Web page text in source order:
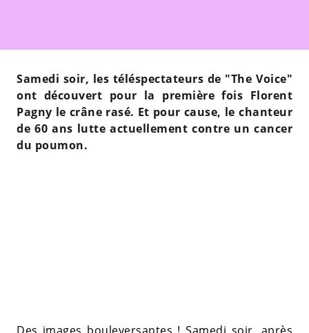
Samedi soir, les téléspectateurs de "The Voice"
ont découvert pour la première fois Florent
Pagny le crâne rasé. Et pour cause, le chanteur
de 60 ans lutte actuellement contre un cancer
du poumon.
Des images bouleversantes ! Samedi soir, après